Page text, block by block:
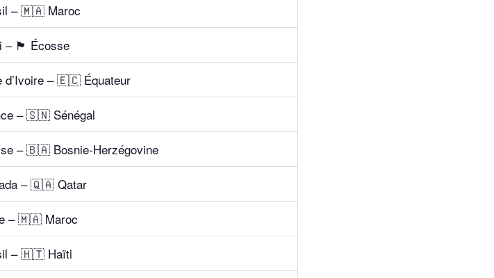
– 🇲🇦 Maroc
🏴 Écosse
– 🇪🇨 Équateur
– 🇸🇳 Sénégal
– 🇧🇦 Bosnie-Herzégovine
– 🇶🇦 Qatar
– 🇲🇦 Maroc
– 🇭🇹 Haïti